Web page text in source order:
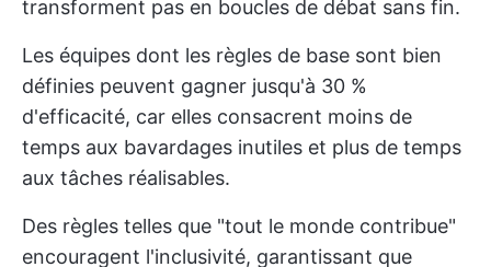
transforment pas en boucles de débat sans fin.
Les équipes dont les règles de base sont bien
définies peuvent gagner jusqu'à 30 %
d'efficacité, car elles consacrent moins de
temps aux bavardages inutiles et plus de temps
aux tâches réalisables.
Des règles telles que "tout le monde contribue"
encouragent l'inclusivité, garantissant que